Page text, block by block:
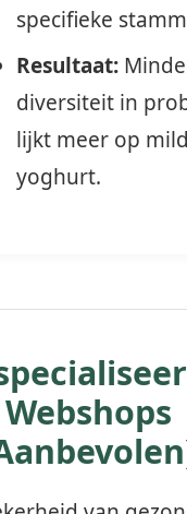
specifieke
Resultaat:
diversiteit in
lijkt meer op
yoghurt.
Webshops